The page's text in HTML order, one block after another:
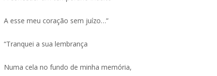
A esse meu coração sem juízo…”
“Tranquei a sua lembrança
Numa cela no fundo de minha memória,